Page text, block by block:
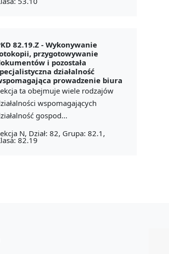
82.19.Z - Wykonywanie
przygotowywanie
i pozostała
działalność
prowadzenie biura
ta obejmuje wiele rodzajów
wspomagających
gospod...
N, Dział: 82, Grupa: 82.1,
82.19